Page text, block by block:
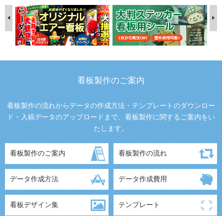
看板製作のご案内
看板製作の流れからデータの作成方法・テンプレートのダウンロー
ド・入稿データのアップロードまで、看板製作に関するご案内をい
たします。
看板製作のご案内 看板製作の流れ
データ作成方法 データ作成費用
看板デザイン集 テンプレート